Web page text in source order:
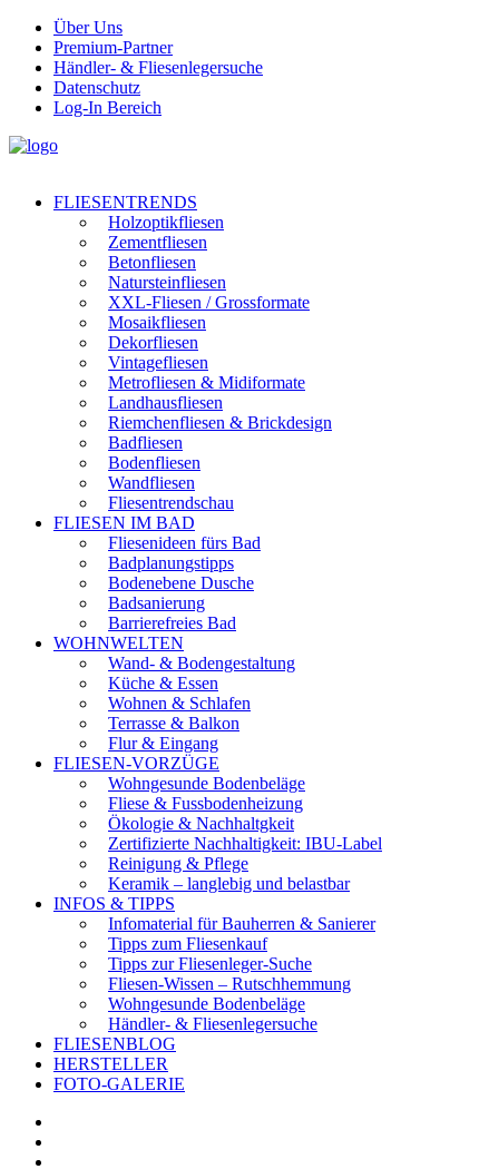
Über Uns
Premium-Partner
Händler- & Fliesenlegersuche
Datenschutz
Log-In Bereich
FLIESENTRENDS
Holzoptikfliesen
Zementfliesen
Betonfliesen
Natursteinfliesen
XXL-Fliesen / Grossformate
Mosaikfliesen
Dekorfliesen
Vintagefliesen
Metrofliesen & Midiformate
Landhausfliesen
Riemchenfliesen & Brickdesign
Badfliesen
Bodenfliesen
Wandfliesen
Fliesentrendschau
FLIESEN IM BAD
Fliesenideen fürs Bad
Badplanungstipps
Bodenebene Dusche
Badsanierung
Barrierefreies Bad
WOHNWELTEN
Wand- & Bodengestaltung
Küche & Essen
Wohnen & Schlafen
Terrasse & Balkon
Flur & Eingang
FLIESEN-VORZÜGE
Wohngesunde Bodenbeläge
Fliese & Fussbodenheizung
Ökologie & Nachhaltgkeit
Zertifizierte Nachhaltigkeit: IBU-Label
Reinigung & Pflege
Keramik – langlebig und belastbar
INFOS & TIPPS
Infomaterial für Bauherren & Sanierer
Tipps zum Fliesenkauf
Tipps zur Fliesenleger-Suche
Fliesen-Wissen – Rutschhemmung
Wohngesunde Bodenbeläge
Händler- & Fliesenlegersuche
FLIESENBLOG
HERSTELLER
FOTO-GALERIE